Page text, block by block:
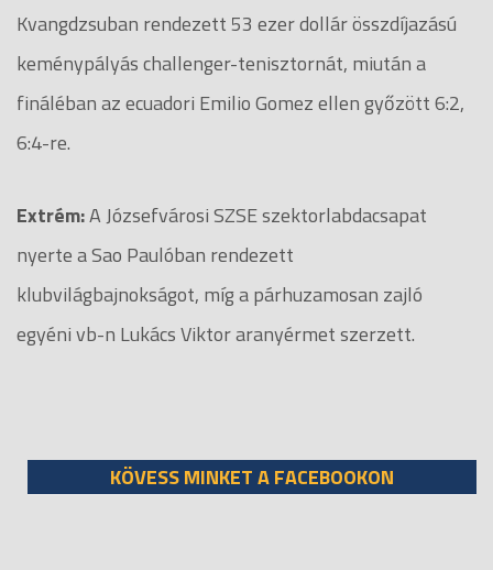
Kvangdzsuban rendezett 53 ezer dollár összdíjazású
keménypályás challenger-tenisztornát, miután a
fináléban az ecuadori Emilio Gomez ellen győzött 6:2,
6:4-re.
Extrém:A Józsefvárosi SZSE szektorlabdacsapat
nyerte a Sao Paulóban rendezett
klubvilágbajnokságot, míg a párhuzamosan zajló
egyéni vb-n Lukács Viktor aranyérmet szerzett.
KÖVESS MINKET A FACEBOOKON